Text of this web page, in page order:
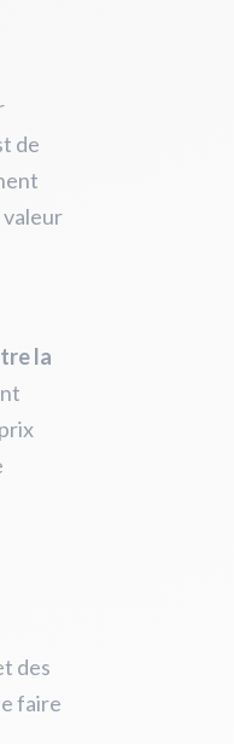
de
valeur
la
des
faire